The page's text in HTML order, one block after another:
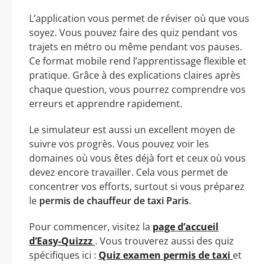
L’application vous permet de réviser où que vous
soyez. Vous pouvez faire des quiz pendant vos
trajets en métro ou même pendant vos pauses.
Ce format mobile rend l’apprentissage flexible et
pratique. Grâce à des explications claires après
chaque question, vous pourrez comprendre vos
erreurs et apprendre rapidement.
Le simulateur est aussi un excellent moyen de
suivre vos progrès. Vous pouvez voir les
domaines où vous êtes déjà fort et ceux où vous
devez encore travailler. Cela vous permet de
concentrer vos efforts, surtout si vous préparez
le permis de chauffeur de taxi Paris.
Pour commencer, visitez la page d’accueil
d’Easy-Quizzz . Vous trouverez aussi des quiz
spécifiques ici : Quiz examen permis de taxi et